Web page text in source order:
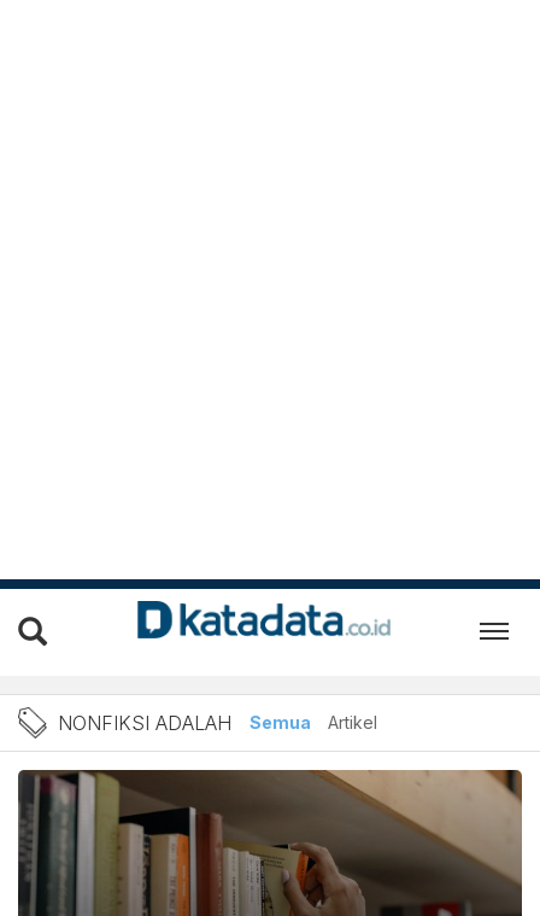
Berita Nonfiksi Adalah
NONFIKSI ADALAH Semua Artikel